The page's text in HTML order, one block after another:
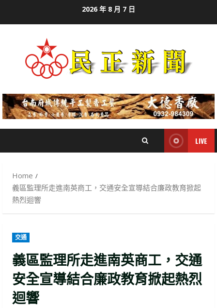
2026 年 8 月 7 日
LIVE
Home
義區監理所走進南英商工，交通安全宣導結合廉政教育掀起
熱烈迴響
交通
義區監理所走進南英商工，交通
安全宣導結合廉政教育掀起熱烈
迴響